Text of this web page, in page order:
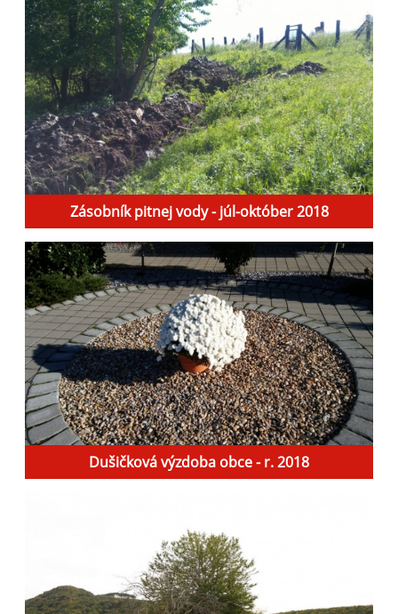
Zásobník pitnej vody - júl-október 2018
Dušičková výzdoba obce - r. 2018